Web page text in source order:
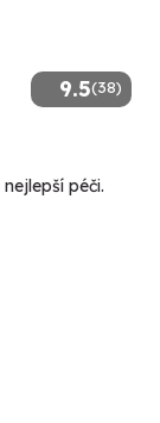
9.5(38)
péči.